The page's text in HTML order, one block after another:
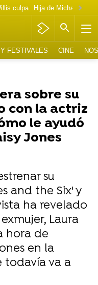
culpa
FESTIVALES CINE
sobre su
con la actriz
le ayudó
Jones
su
and the Six' y
ha revelado
Laura
hora de
en la
todavía va a